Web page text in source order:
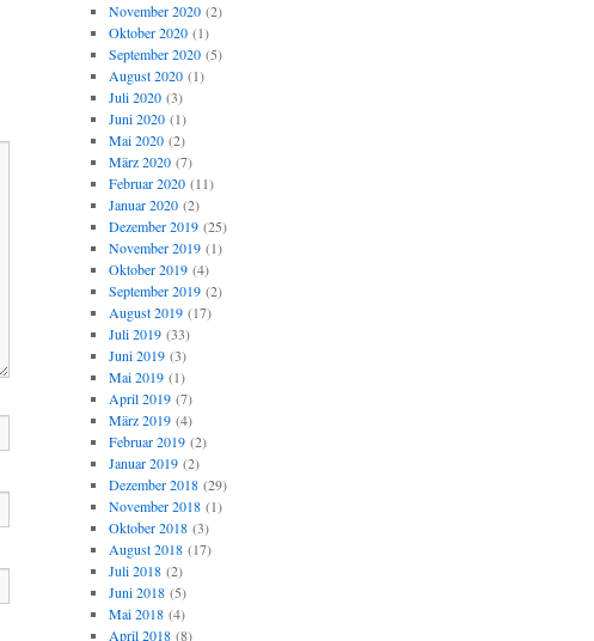
November 2020(2)
Oktober 2020(1)
September 2020(5)
August 2020(1)
Juli 2020(3)
Juni 2020(1)
Mai 2020(2)
März 2020(7)
Februar 2020(11)
Januar 2020(2)
Dezember 2019(25)
November 2019(1)
Oktober 2019(4)
September 2019(2)
August 2019(17)
Juli 2019(33)
Juni 2019(3)
Mai 2019(1)
April 2019(7)
März 2019(4)
Februar 2019(2)
Januar 2019(2)
Dezember 2018(29)
November 2018(1)
Oktober 2018(3)
August 2018(17)
Juli 2018(2)
Juni 2018(5)
Mai 2018(4)
April 2018(8)